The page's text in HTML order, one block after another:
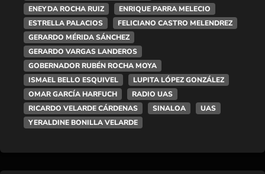
ENEYDA ROCHA RUIZ
ENRIQUE PARRA MELECIO
ESTRELLA PALACIOS
FELICIANO CASTRO MELENDREZ
GERARDO MÉRIDA SÁNCHEZ
GERARDO VARGAS LANDEROS
GOBERNADOR RUBÉN ROCHA MOYA
ISMAEL BELLO ESQUIVEL
LUPITA LÓPEZ GONZÁLEZ
OMAR GARCÍA HARFUCH
RADIO UAS
RICARDO VELARDE CÁRDENAS
SINALOA
UAS
YERALDINE BONILLA VELARDE